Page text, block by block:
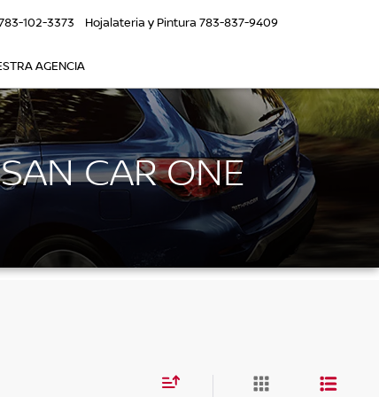
102-3373 Hojalateria y Pintura 783-837-9409
AGENCIA
CAR ONE